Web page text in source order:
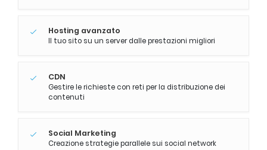
Hosting avanzato
Il tuo sito su un server dalle prestazioni migliori
CDN
Gestire le richieste con reti per la distribuzione dei
contenuti
Social Marketing
Creazione strategie parallele sui social network